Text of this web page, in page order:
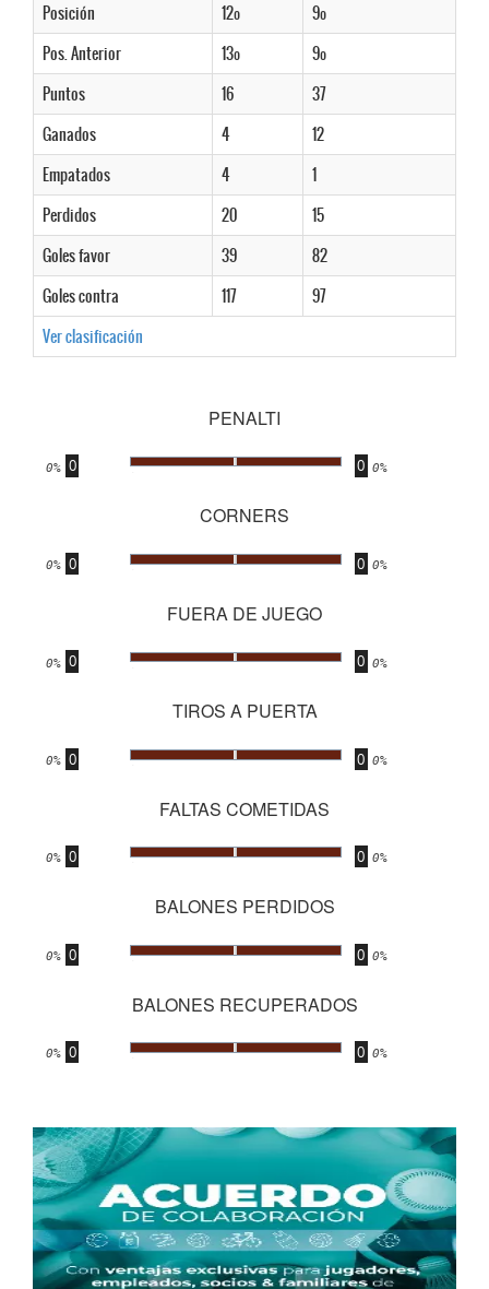
Ver clasificación
Posición 12º
9º
Pos. Anterior
13º
9º
Puntos
16
37
Ganados
4
12
Empatados
4
1
Perdidos
20
15
Goles favor
39
82
Goles contra
117 97
PENALTI
0% 0 . 0 0%
CORNERS
0% 0 . 0 0%
FUERA DE JUEGO
0% 0 . 0 0%
TIROS A PUERTA
0% 0 . 0 0%
FALTAS COMETIDAS
0% 0 . 0 0%
BALONES PERDIDOS
0% 0 . 0 0%
BALONES RECUPERADOS
0% 0 . 0 0%